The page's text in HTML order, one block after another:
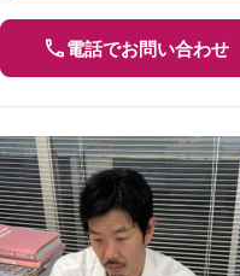
電話でお問い合わせ